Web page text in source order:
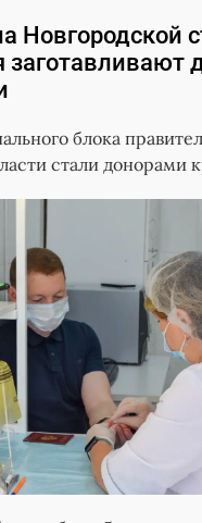
Новгородской
заготавливают
блока
стали донорами